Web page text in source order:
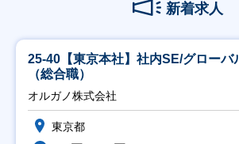
新着求人
25-40【東京本社】社内SE/グローバ
（総合職）
オルガノ株式会社
東京都